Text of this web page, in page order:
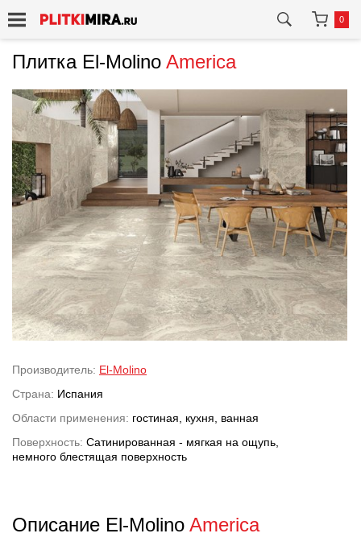
0
Плитка El-Molino America
Производитель: El-Molino
Страна: Испания
Области применения: гостиная, кухня, ванная
Поверхность: Сатинированная - мягкая на ощупь,
немного блестящая поверхность
Описание El-Molino America